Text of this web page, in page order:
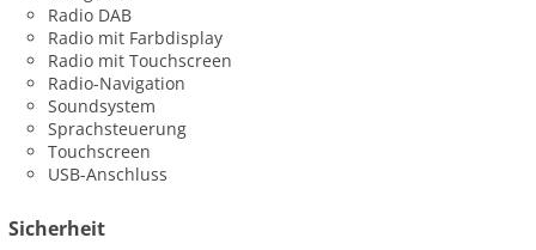
Radio DAB
Radio mit Farbdisplay
Radio mit Touchscreen
Radio-Navigation
Soundsystem
Sprachsteuerung
Touchscreen
USB-Anschluss
Sicherheit